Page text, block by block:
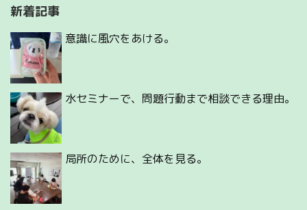
新着記事
意識に風穴をあける。
水セミナーで、問題行動まで相談できる理由。
局所のために、全体を見る。